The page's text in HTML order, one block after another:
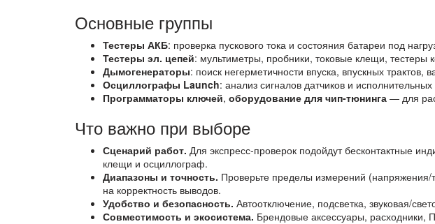
Основные группы
Тестеры АКБ: проверка пускового тока и состояния батареи под
Тестеры эл. цепей: мультиметры, пробники, токовые клещи, тестеры
Дымогенераторы: поиск негерметичности впуска, впускных трактов,
Осциллографы Launch: анализ сигналов датчиков и
Программаторы ключей, оборудование для чип-тюнинга — для
Что важно при выборе
Сценарий работ. Для экспресс-проверок подойдут бесконтактные
клещи и осциллограф.
Диапазоны и точность. Проверьте пределы измерений (напряжения/
на корректность выводов.
Удобство и безопасность. Автоотключение, подсветка, звуковая/
Совместимость и экосистема. Брендовые аксессуары, расходники,